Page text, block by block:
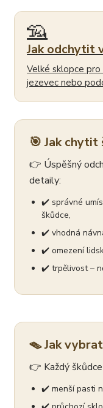
🦡
Jak odchytit
Velké sklopce pro
jezevec nebo
🎯 Jak chytit
👉 Úspěšný
detaily:
✔️ správné
škůdce,
✔️ vhodná
✔️ omezení
✔️ trpělivost –
🪤 Jak
👉 Každý
✔️ menší pasti